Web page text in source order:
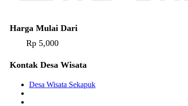
Harga Mulai Dari
Rp 5,000
Kontak Desa Wisata
Desa Wisata Sekapuk